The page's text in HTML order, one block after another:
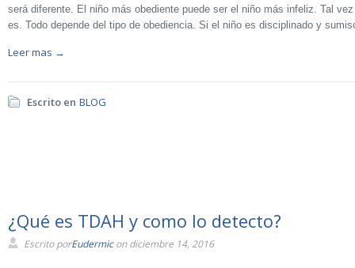
será diferente. El niño más obediente puede ser el niño más infeliz. Tal
es. Todo depende del tipo de obediencia. Si el niño es disciplinado y
Leer mas →
Escrito en BLOG
¿Qué es TDAH y como lo detecto?
Escrito porEudermicon diciembre 14, 2016